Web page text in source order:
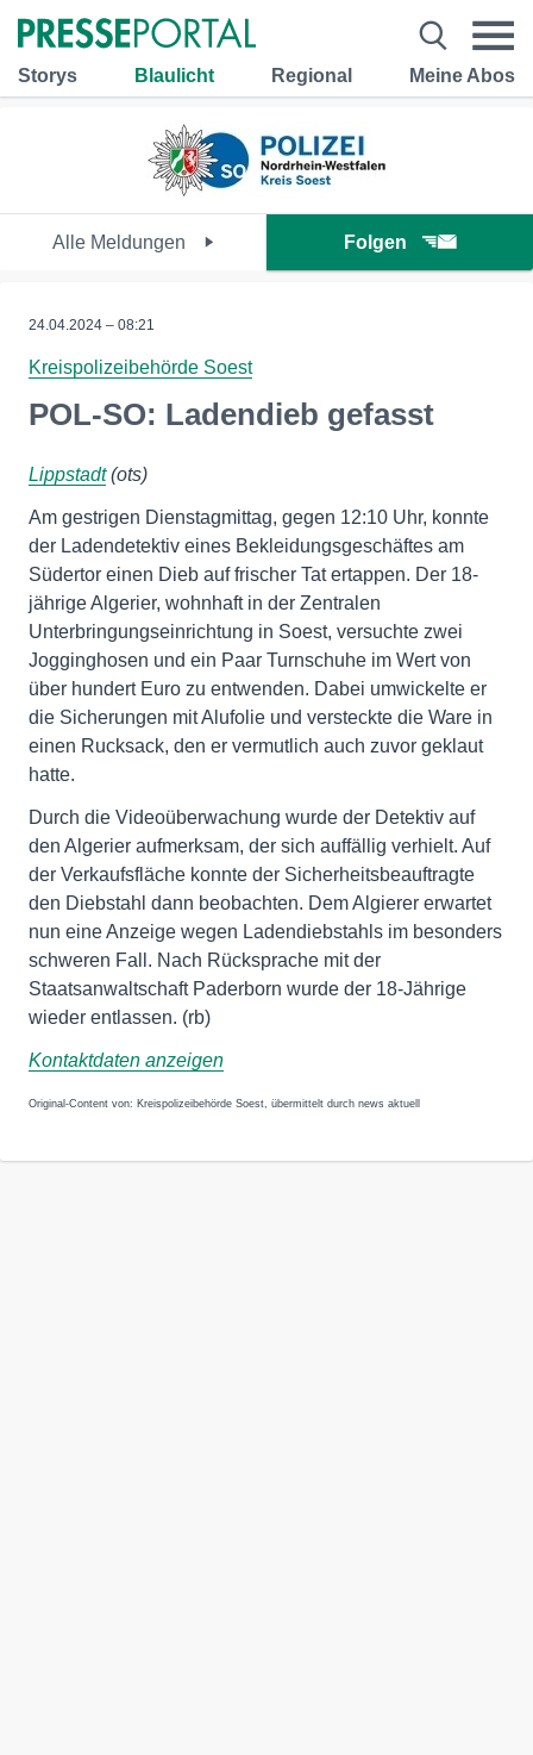
Storys Blaulicht Regional Meine Abos
Alle Meldungen Folgen
24.04.2024 – 08:21
Kreispolizeibehörde Soest
POL-SO: Ladendieb gefasst
Lippstadt(ots)
Am gestrigen Dienstagmittag, gegen 12:10 Uhr, konnte
der Ladendetektiv eines Bekleidungsgeschäftes am
Südertor einen Dieb auf frischer Tat ertappen. Der 18-
jährige Algerier, wohnhaft in der Zentralen
Unterbringungseinrichtung in Soest, versuchte zwei
Jogginghosen und ein Paar Turnschuhe im Wert von
über hundert Euro zu entwenden. Dabei umwickelte er
die Sicherungen mit Alufolie und versteckte die Ware in
einen Rucksack, den er vermutlich auch zuvor geklaut
hatte.
Durch die Videoüberwachung wurde der Detektiv auf
den Algerier aufmerksam, der sich auffällig verhielt. Auf
der Verkaufsfläche konnte der Sicherheitsbeauftragte
den Diebstahl dann beobachten. Dem Algierer erwartet
nun eine Anzeige wegen Ladendiebstahls im besonders
schweren Fall. Nach Rücksprache mit der
Staatsanwaltschaft Paderborn wurde der 18-Jährige
wieder entlassen. (rb)
Kontaktdaten anzeigen
Original-Content von: Kreispolizeibehörde Soest, übermittelt durch news aktuell